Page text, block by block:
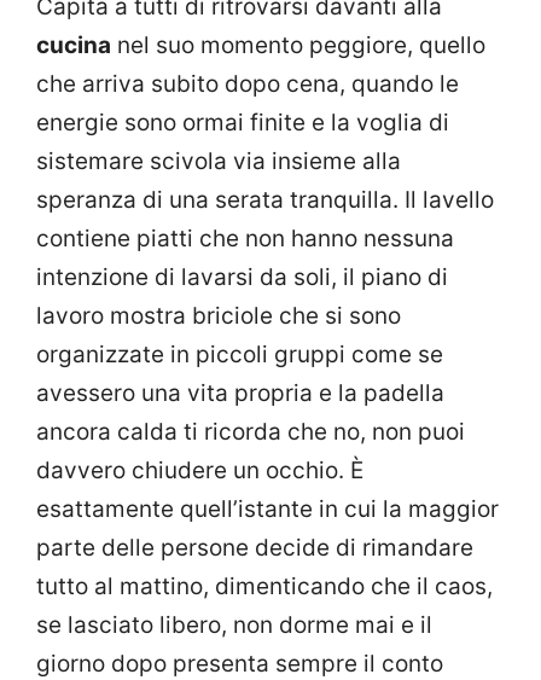
Capita a tutti di ritrovarsi davanti alla
cucina nel suo momento peggiore, quello
che arriva subito dopo cena, quando le
energie sono ormai finite e la voglia di
sistemare scivola via insieme alla
speranza di una serata tranquilla. Il lavello
contiene piatti che non hanno nessuna
intenzione di lavarsi da soli, il piano di
lavoro mostra briciole che si sono
organizzate in piccoli gruppi come se
avessero una vita propria e la padella
ancora calda ti ricorda che no, non puoi
davvero chiudere un occhio. È
esattamente quell’istante in cui la maggior
parte delle persone decide di rimandare
tutto al mattino, dimenticando che il caos,
se lasciato libero, non dorme mai e il
giorno dopo presenta sempre il conto